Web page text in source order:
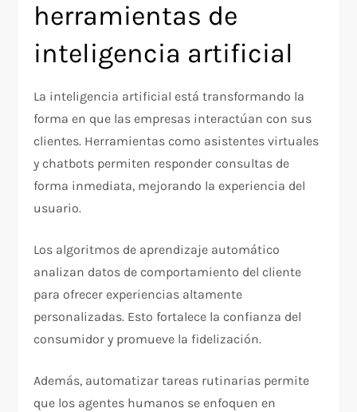
herramientas de
inteligencia artificial
La inteligencia artificial está transformando la
forma en que las empresas interactúan con sus
clientes. Herramientas como asistentes virtuales
y chatbots permiten responder consultas de
forma inmediata, mejorando la experiencia del
usuario.
Los algoritmos de aprendizaje automático
analizan datos de comportamiento del cliente
para ofrecer experiencias altamente
personalizadas. Esto fortalece la confianza del
consumidor y promueve la fidelización.
Además, automatizar tareas rutinarias permite
que los agentes humanos se enfoquen en